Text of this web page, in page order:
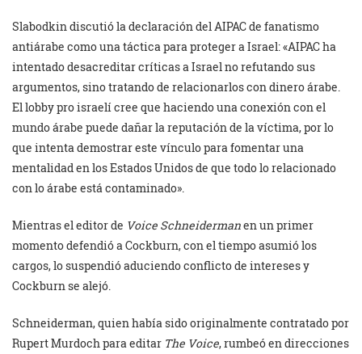
Slabodkin discutió la declaración del AIPAC de fanatismo
antiárabe como una táctica para proteger a Israel: «AIPAC ha
intentado desacreditar críticas a Israel no refutando sus
argumentos, sino tratando de relacionarlos con dinero árabe.
El lobby pro israelí cree que haciendo una conexión con el
mundo árabe puede dañar la reputación de la víctima, por lo
que intenta demostrar este vínculo para fomentar una
mentalidad en los Estados Unidos de que todo lo relacionado
con lo árabe está contaminado».
Mientras el editor de Voice Schneidermanen un primer
momento defendió a Cockburn, con el tiempo asumió los
cargos, lo suspendió aduciendo conflicto de intereses y
Cockburn se alejó.
Schneiderman, quien había sido originalmente contratado por
Rupert Murdoch para editar The Voice, rumbeó en direcciones